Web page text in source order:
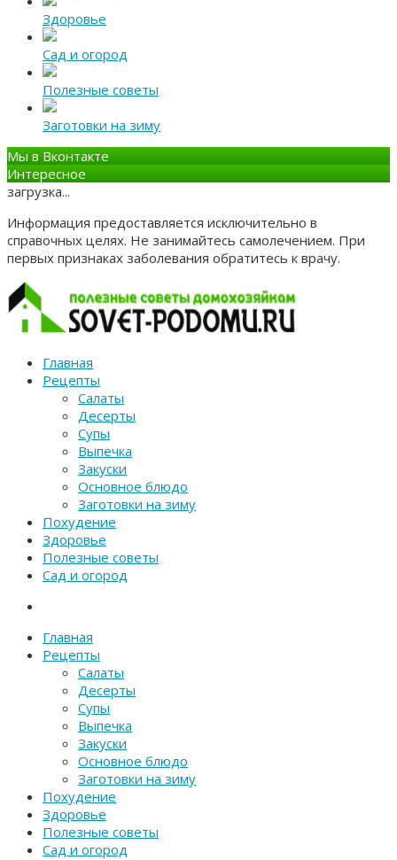
Здоровье
Сад и огород
Полезные советы
Заготовки на зиму
Мы в Вконтакте
Интересное
загрузка...
Информация предоставляется исключительно в
справочных целях. Не занимайтесь самолечением. При
первых признаках заболевания обратитесь к врачу.
Главная
Рецепты
Салаты
Десерты
Супы
Выпечка
Закуски
Основное блюдо
Заготовки на зиму
Похудение
Здоровье
Полезные советы
Сад и огород
Главная
Рецепты
Салаты
Десерты
Супы
Выпечка
Закуски
Основное блюдо
Заготовки на зиму
Похудение
Здоровье
Полезные советы
Сад и огород